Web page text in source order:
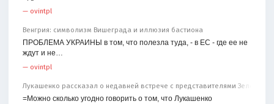
— ovintpl
Венгрия: символизм Вишеграда и иллюзия бастиона
ПРОБЛЕМА УКРАИНЫ в том, что полезла туда, - в ЕС - где ее не
ждут и не…
— ovintpl
Лукашенко рассказал о недавней встрече с представителями
=Можно сколько угодно говорить о том, что Лукашенко